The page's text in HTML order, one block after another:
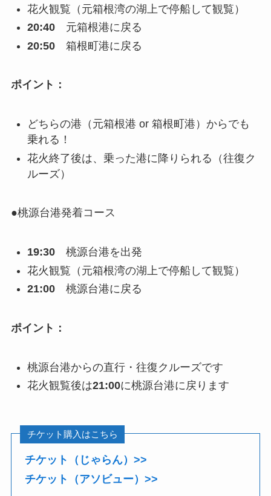
花火観覧（元箱根湾の湖上で停船して観覧）
20:40元箱根港に戻る
20:50箱根町港に戻る
ポイント：
どちらの港（元箱根港 or 箱根町港）からでも
乗れる！
花火終了後は、乗った港に降りられる（往復ク
ルーズ）
●桃源台港発着コース
19:30桃源台港を出発
花火観覧（元箱根湾の湖上で停船して観覧）
21:00桃源台港に戻る
ポイント：
桃源台港からの直行・往復クルーズです
花火観覧後は21:00に桃源台港に戻ります
チケット購入はこちら
チケット（じゃらん）>>
チケット（アソビュー）>>